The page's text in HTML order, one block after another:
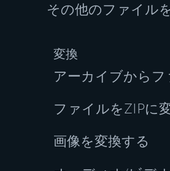
その他のファイル
変換
アーカイブから
ファイルをZIPに
画像を変換する